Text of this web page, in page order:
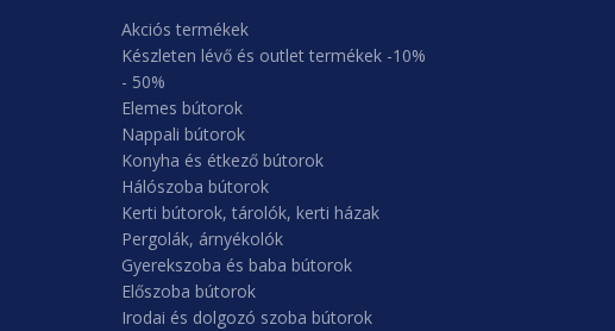
Akciós termékek
Készleten lévő és outlet termékek -10%
- 50%
Elemes bútorok
Nappali bútorok
Konyha és étkező bútorok
Hálószoba bútorok
Kerti bútorok, tárolók, kerti házak
Pergolák, árnyékolók
Gyerekszoba és baba bútorok
Előszoba bútorok
Irodai és dolgozó szoba bútorok